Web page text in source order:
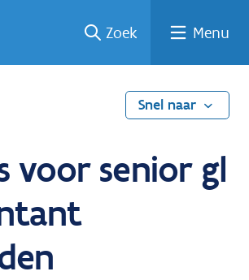
Zoek Menu
Snel naar
voor senior gl